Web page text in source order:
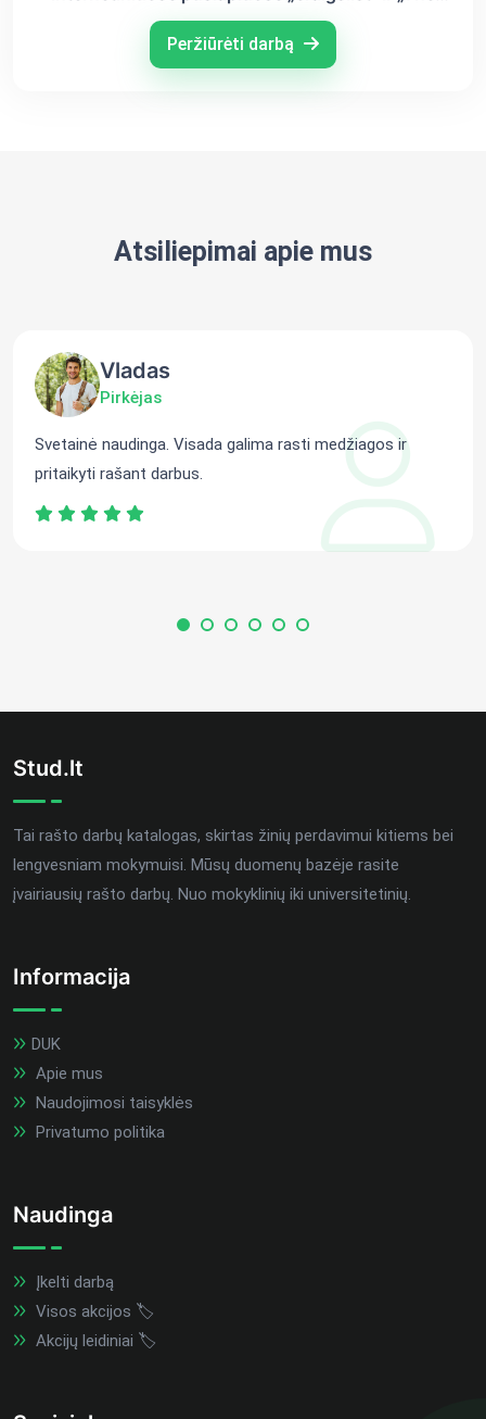
Peržiūrėti darbą
Atsiliepimai apie mus
Vladas
Pirkėjas
Svetainė naudinga. Visada galima rasti medžiagos ir
pritaikyti rašant darbus.
Stud.lt
Tai rašto darbų katalogas, skirtas žinių perdavimui kitiems bei
lengvesniam mokymuisi. Mūsų duomenų bazėje rasite
įvairiausių rašto darbų. Nuo mokyklinių iki universitetinių.
Informacija
DUK
Apie mus
Naudojimosi taisyklės
Privatumo politika
Naudinga
Įkelti darbą
Visos akcijos 🏷️
Akcijų leidiniai 🏷️